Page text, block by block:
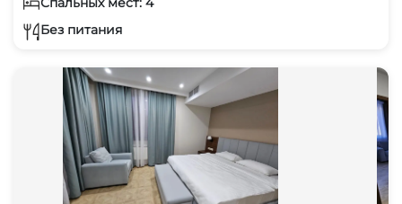
Без питания